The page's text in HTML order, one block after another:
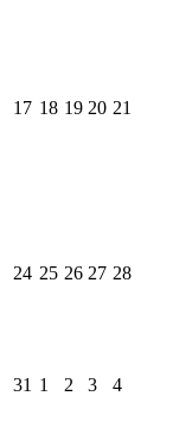
17 18 19 20 21
24 25 26 27 28
31 1 2 3 4